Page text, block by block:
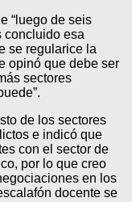
“luego de seis
concluido esa
se regularice la
opinó que debe ser
sectores
de los sectores
e indicó que
con el sector de
por lo que creo
en los
docente se